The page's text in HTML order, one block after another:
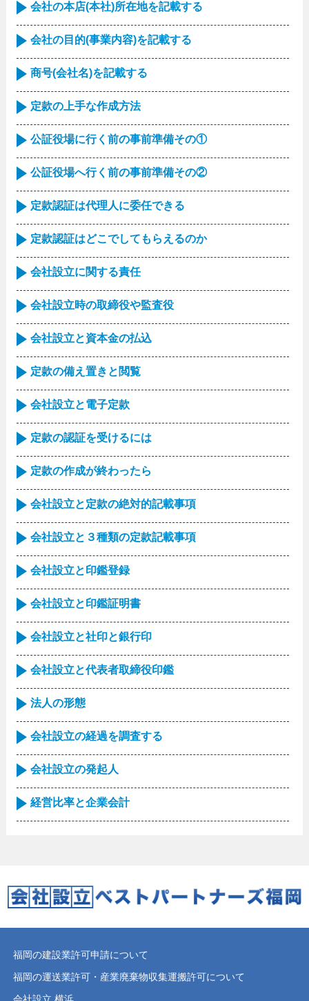
会社の本店(本社)所在地を記載する
会社の目的(事業内容)を記載する
商号(会社名)を記載する
定款の上手な作成方法
公証役場に行く前の事前準備その①
公証役場へ行く前の事前準備その②
定款認証は代理人に委任できる
定款認証はどこでしてもらえるのか
会社設立に関する責任
会社設立時の取締役や監査役
会社設立と資本金の払込
定款の備え置きと閲覧
会社設立と電子定款
定款の認証を受けるには
定款の作成が終わったら
会社設立と定款の絶対的記載事項
会社設立と３種類の定款記載事項
会社設立と印鑑登録
会社設立と印鑑証明書
会社設立と社印と銀行印
会社設立と代表者取締役印鑑
法人の形態
会社設立の経過を調査する
会社設立の発起人
経営比率と企業会計
福岡の建設業許可申請について
福岡の運送業許可・産業廃棄物収集運搬許可について
会社設立 横浜